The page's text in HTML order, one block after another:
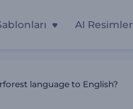
AI Resimler
language to English?